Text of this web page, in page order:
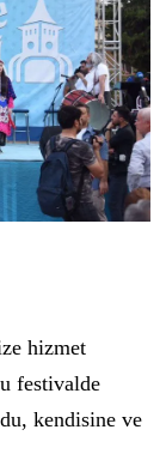
hizmet
festivalde
kendisine ve